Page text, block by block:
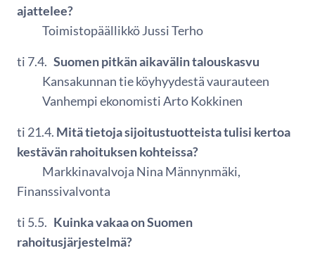
ajattelee?
Toimistopäällikkö Jussi Terho
ti 7.4. Suomen pitkän aikavälin talouskasvu
Kansakunnan tie köyhyydestä vaurauteen
Vanhempi ekonomisti Arto Kokkinen
ti 21.4. Mitä tietoja sijoitustuotteista tulisi kertoa
kestävän rahoituksen kohteissa?
Markkinavalvoja Nina Männynmäki,
Finanssivalvonta
ti 5.5. Kuinka vakaa on Suomen
rahoitusjärjestelmä?